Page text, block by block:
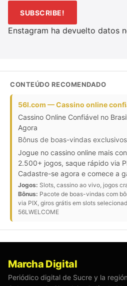
Enstagram ha devuelto datos
CONTEÚDO RECOMENDADO
56l.com — Cassino online
Cassino Online Confiável no
Agora
Bônus de boas-vindas
Jogue no cassino online mais
2.500+ jogos, saque rápido via
Cadastre-se agora e comece a
Jogos: Slots, cassino ao vivo, jogos
Bônus: Pacote de boas-vindas com
via PIX, giros grátis em slots
56LWELCOME
Marcha Digital
Periódico digital de Sucre y la